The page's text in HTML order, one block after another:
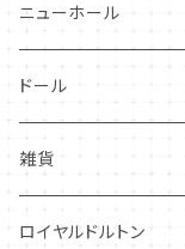
スワンシースプレイ
グレイ社
グレイリーフ
レヴェリー
ニューホール
ドール
雑貨
キーホルダー
ロイヤルドルトン